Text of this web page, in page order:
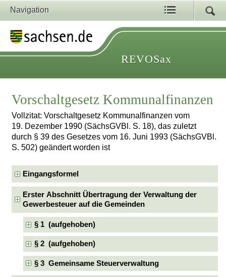
Navigation
REVOSax
Vorschaltgesetz Kommunalfinanzen
Vollzitat: Vorschaltgesetz Kommunalfinanzen vom
19. Dezember 1990 (SächsGVBl. S. 18), das zuletzt
durch § 39 des Gesetzes vom 16. Juni 1993 (SächsGVBl.
S. 502) geändert worden ist
Eingangsformel
Erster Abschnitt Übertragung der Verwaltung der
Gewerbesteuer auf die Gemeinden
§ 1 (aufgehoben)
§ 2 (aufgehoben)
§ 3 Gemeinsame Steuerverwaltung